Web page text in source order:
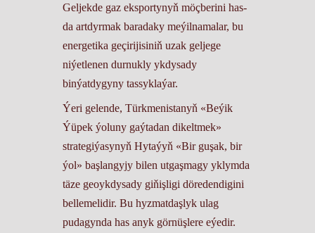
Geljekde gaz eksportynyň möçberini has-
da artdyrmak baradaky meýilnamalar, bu
energetika geçirijisiniň uzak geljege
niýetlenen durnukly ykdysady
binýatdygyny tassyklaýar.
Ýeri gelende, Türkmenistanyň «Beýik
Ýüpek ýoluny gaýtadan dikeltmek»
strategiýasynyň Hytaýyň «Bir guşak, bir
ýol» başlangyjy bilen utgaşmagy yklymda
täze geoykdysady giňişligi döredendigini
bellemelidir. Bu hyzmatdaşlyk ulag
pudagynda has anyk görnüşlere eýedir.